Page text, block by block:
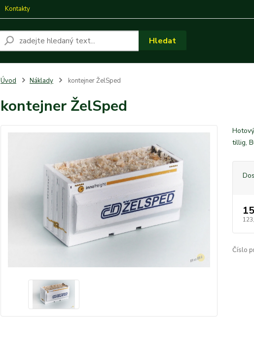
Kontakty
Hledat
Úvod Náklady kontejner ŽelSped
kontejner ŽelSped
tillig,
Číslo